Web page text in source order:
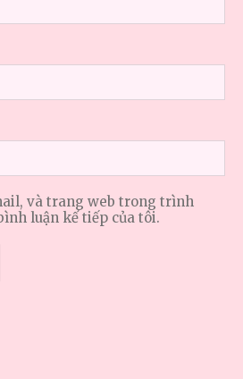
và trang web trong trình
luận kế tiếp của tôi.